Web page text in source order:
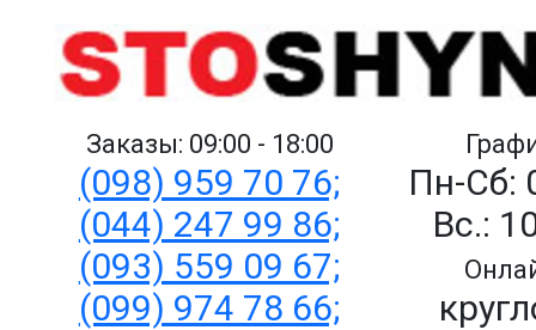
Заказы: 09:00 - 18:00
(098) 959 70 76;
(044) 247 99 86;
(093) 559 09 67;
(099) 974 78 66;
Пн-Сб:
Вс.: